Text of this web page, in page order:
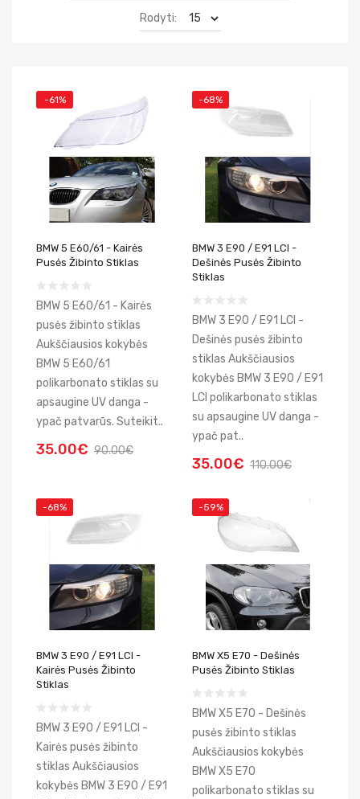
Rodyti:
-61%
BMW 5 E60/61 - Kairės
Pusės Žibinto Stiklas
BMW 5 E60/61 - Kairės
pusės žibinto stiklas
Aukščiausios kokybės
BMW 5 E60/61
polikarbonato stiklas su
apsaugine UV danga -
ypač patvarūs. Suteikit..
35.00€ 90.00€
-68%
BMW 3 E90 / E91 LCI -
Dešinės Pusės Žibinto
Stiklas
BMW 3 E90 / E91 LCI -
Dešinės pusės žibinto
stiklas Aukščiausios
kokybės BMW 3 E90 / E91
LCI polikarbonato stiklas
su apsaugine UV danga -
ypač pat..
35.00€ 110.00€
-68%
BMW 3 E90 / E91 LCI -
Kairės Pusės Žibinto
Stiklas
BMW 3 E90 / E91 LCI -
Kairės pusės žibinto
stiklas Aukščiausios
kokybės BMW 3 E90 / E91
-59%
BMW X5 E70 - Dešinės
Pusės Žibinto Stiklas
BMW X5 E70 - Dešinės
pusės žibinto stiklas
Aukščiausios kokybės
BMW X5 E70
polikarbonato stiklas su